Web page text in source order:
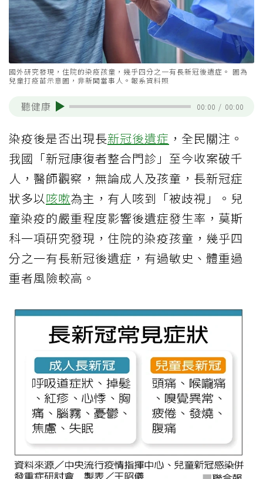
國外研究發現，住院的染疫孩童，幾乎四分之一有長新冠後遺症。 圖為
兒童打疫苗示意圖，非新聞當事人。報系資料照
聽健康 00:00 / 00:00
染疫後是否出現長新冠後遺症 ，全民關注。
我國「新冠康復者整合門診」至今收案破千
人，醫師觀察，無論成人及孩童，長新冠症
狀多以咳嗽為主，有人咳到「被歧視」。兒
童染疫的嚴重程度影響後遺症發生率，莫斯
科一項研究發現，住院的染疫孩童，幾乎四
分之一有長新冠後遺症，有過敏史、體重過
重者風險較高。